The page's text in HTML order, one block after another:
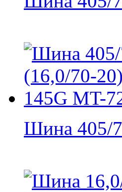
Шина 405/